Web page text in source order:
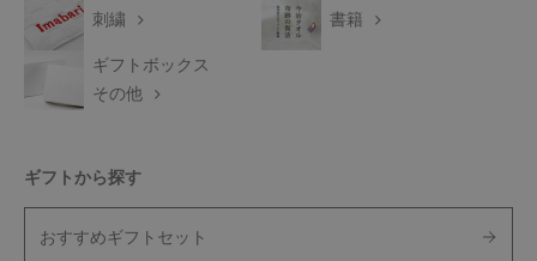
刺繍 書籍
ギフトボックス
その他
ギフトから探す
おすすめギフトセット